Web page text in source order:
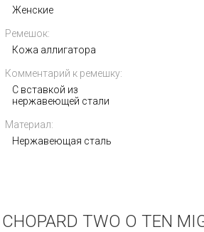
Perpetual 36mm 126000-
0006
1 370 000i
Женские
Ремешок:
Кожа аллигатора
Комментарий к ремешку:
С вставкой из
нержавеющей стали
Материал:
Нержавеющая сталь
CHOPARD TWO O TEN